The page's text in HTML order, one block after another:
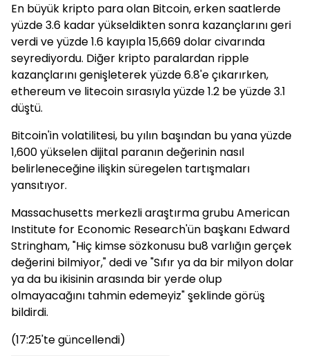
En büyük kripto para olan Bitcoin, erken saatlerde
yüzde 3.6 kadar yükseldikten sonra kazançlarını geri
verdi ve yüzde 1.6 kayıpla 15,669 dolar civarında
seyrediyordu. Diğer kripto paralardan ripple
kazançlarını genişleterek yüzde 6.8'e çıkarırken,
ethereum ve litecoin sırasıyla yüzde 1.2 be yüzde 3.1
düştü.
Bitcoin'in volatilitesi, bu yılın başından bu yana yüzde
1,600 yükselen dijital paranın değerinin nasıl
belirleneceğine ilişkin süregelen tartışmaları
yansıtıyor.
Massachusetts merkezli araştırma grubu American
Institute for Economic Research'ün başkanı Edward
Stringham, "Hiç kimse sözkonusu bu8 varlığın gerçek
değerini bilmiyor," dedi ve "Sıfır ya da bir milyon dolar
ya da bu ikisinin arasında bir yerde olup
olmayacağını tahmin edemeyiz" şeklinde görüş
bildirdi.
(17:25'te güncellendi)